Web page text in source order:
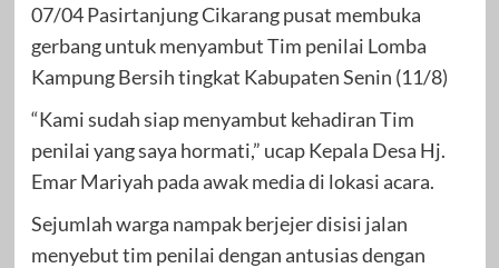
07/04 Pasirtanjung Cikarang pusat membuka
gerbang untuk menyambut Tim penilai Lomba
Kampung Bersih tingkat Kabupaten Senin (11/8)
“Kami sudah siap menyambut kehadiran Tim
penilai yang saya hormati,” ucap Kepala Desa Hj.
Emar Mariyah pada awak media di lokasi acara.
Sejumlah warga nampak berjejer disisi jalan
menyebut tim penilai dengan antusias dengan